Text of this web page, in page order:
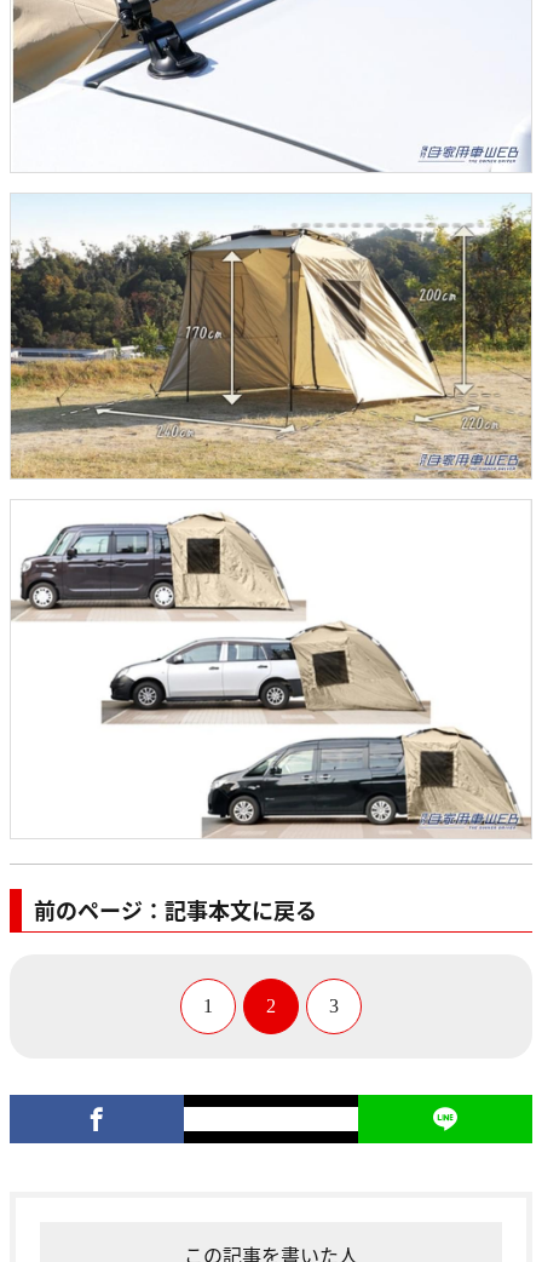
前のページ：記事本文に戻る
1 2 3
この記事を書いた人